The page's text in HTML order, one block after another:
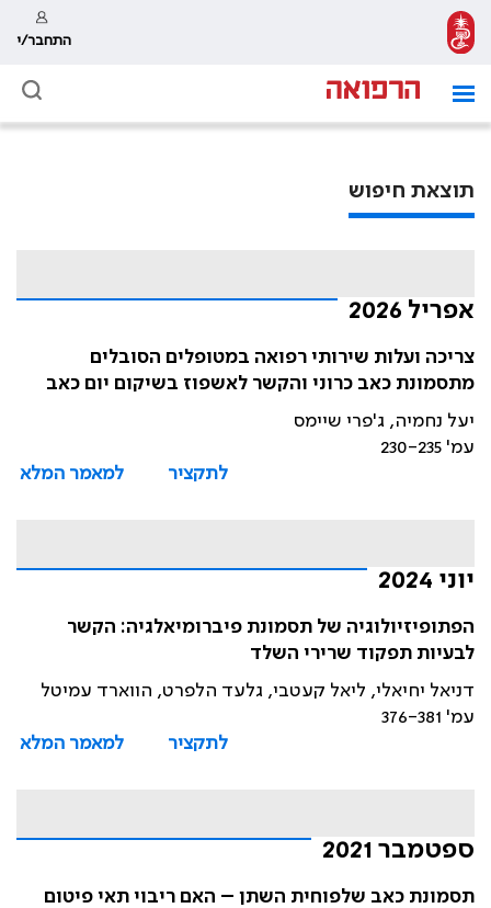
התחבר/י
תוצאת חיפוש
אפריל 2026
צריכה ועלות שירותי רפואה במטופלים הסובלים
מתסמונת כאב כרוני והקשר לאשפוז בשיקום יום כאב
יעל נחמיה, ג'פרי שיימס
עמ' 230-235
לתקציר
למאמר המלא
יוני 2024
הפתופיזיולוגיה של תסמונת פיברומיאלגיה: הקשר
לבעיות תפקוד שרירי השלד
דניאל יחיאלי, ליאל קעטבי, גלעד הלפרט, הווארד עמיטל
עמ' 376-381
לתקציר
למאמר המלא
ספטמבר 2021
תסמונת כאב שלפוחית השתן – האם ריבוי תאי פיטום